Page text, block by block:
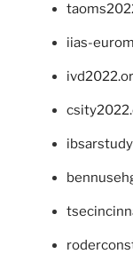
iias-